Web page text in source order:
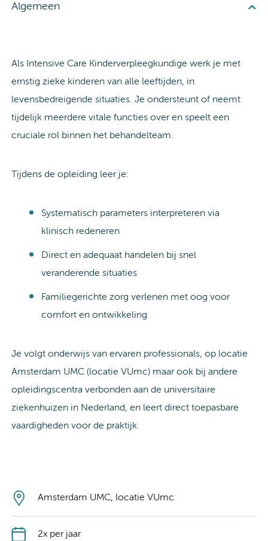
Algemeen
Als Intensive Care Kinderverpleegkundige werk je met
ernstig zieke kinderen van alle leeftijden, in
levensbedreigende situaties. Je ondersteunt of neemt
tijdelijk meerdere vitale functies over en speelt een
cruciale rol binnen het behandelteam.
Tijdens de opleiding leer je:
Systematisch parameters interpreteren via
klinisch redeneren
Direct en adequaat handelen bij snel
veranderende situaties
Familiegerichte zorg verlenen met oog voor
comfort en ontwikkeling
Je volgt onderwijs van ervaren professionals, op locatie
Amsterdam UMC (locatie VUmc) maar ook bij andere
opleidingscentra verbonden aan de universitaire
ziekenhuizen in Nederland, en leert direct toepasbare
vaardigheden voor de praktijk.
Amsterdam UMC, locatie VUmc
2x per jaar